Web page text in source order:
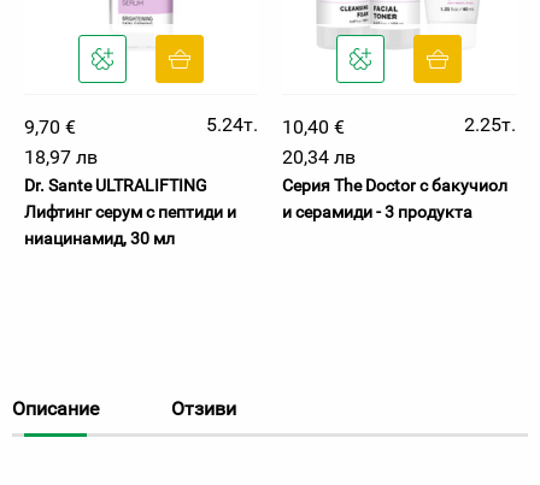
9,70 €
5.24т.
18,97 лв
Dr. Sante ULTRALIFTING
Лифтинг серум с пептиди и
ниацинамид, 30 мл
10,40 €
2.25т.
20,34 лв
Серия The Doctor с бакучиол
и серамиди - 3 продукта
Описание Отзиви